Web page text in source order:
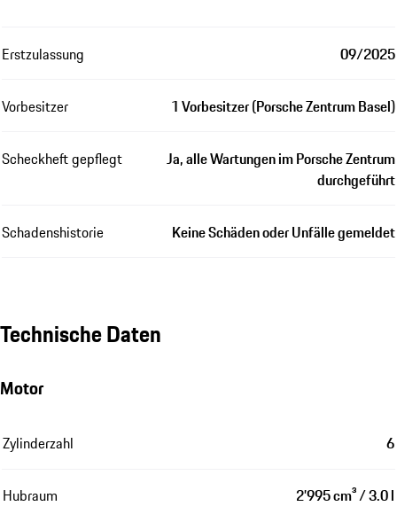
Erstzulassung 09/2025
Vorbesitzer 1 Vorbesitzer (Porsche Zentrum Basel)
Scheckheft gepflegt
Ja, alle Wartungen im Porsche Zentrum
durchgeführt
Schadenshistorie Keine Schäden oder Unfälle gemeldet
Technische Daten
Motor
Zylinderzahl 6
Hubraum 2’995 cm³ / 3.0 l